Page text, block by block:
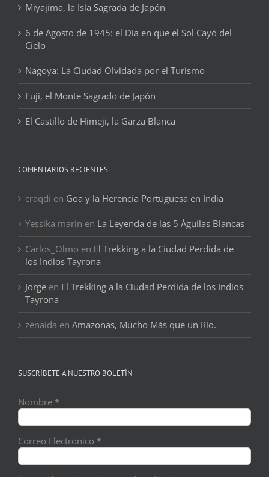
Miyajima, la Isla Sagrada de Japón
6 de Agosto de 1945: el Día en que el Sol Cayó del
Cielo
Nagoya: La Ciudad Olvidada por el Turismo
Fuji, el Monte Sagrado de Japón
El Castillo de Himeji, la Garza Blanca
COMENTARIOS RECIENTES
craqdi en Goa y la Herencia Portuguesa en India
Yessika marin en La Leyenda de las 5 Águilas Blancas
Carlos_Olmo en El Trekking a la Ciudad Perdida de
los Indios Tayrona
Jorge en El Trekking a la Ciudad Perdida de los Indios
Tayrona
zenaida en Amazonas, Mucho Más que un Río.
SUSCRÍBETE A NUESTRO BOLETÍN
Nombre *
Correo Electrónico *